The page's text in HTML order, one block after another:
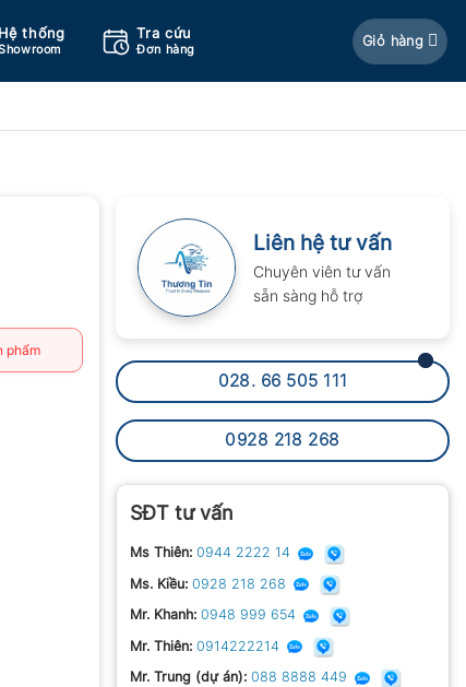
Hệ thống Tra cứu
Đơn hàng
Giỏ hàng
Liên hệ tư vấn
Chuyên viên tư vấn
sẵn sàng hỗ trợ
028. 66 505 111
0928 218 268
SĐT tư vấn
Ms Thiên: 0944 2222 14
Ms. Kiều: 0928 218 268
Mr. Khanh: 0948 999 654
Mr. Thiên: 0914222214
Mr. Trung (dự án): 088 8888 449
phẩm